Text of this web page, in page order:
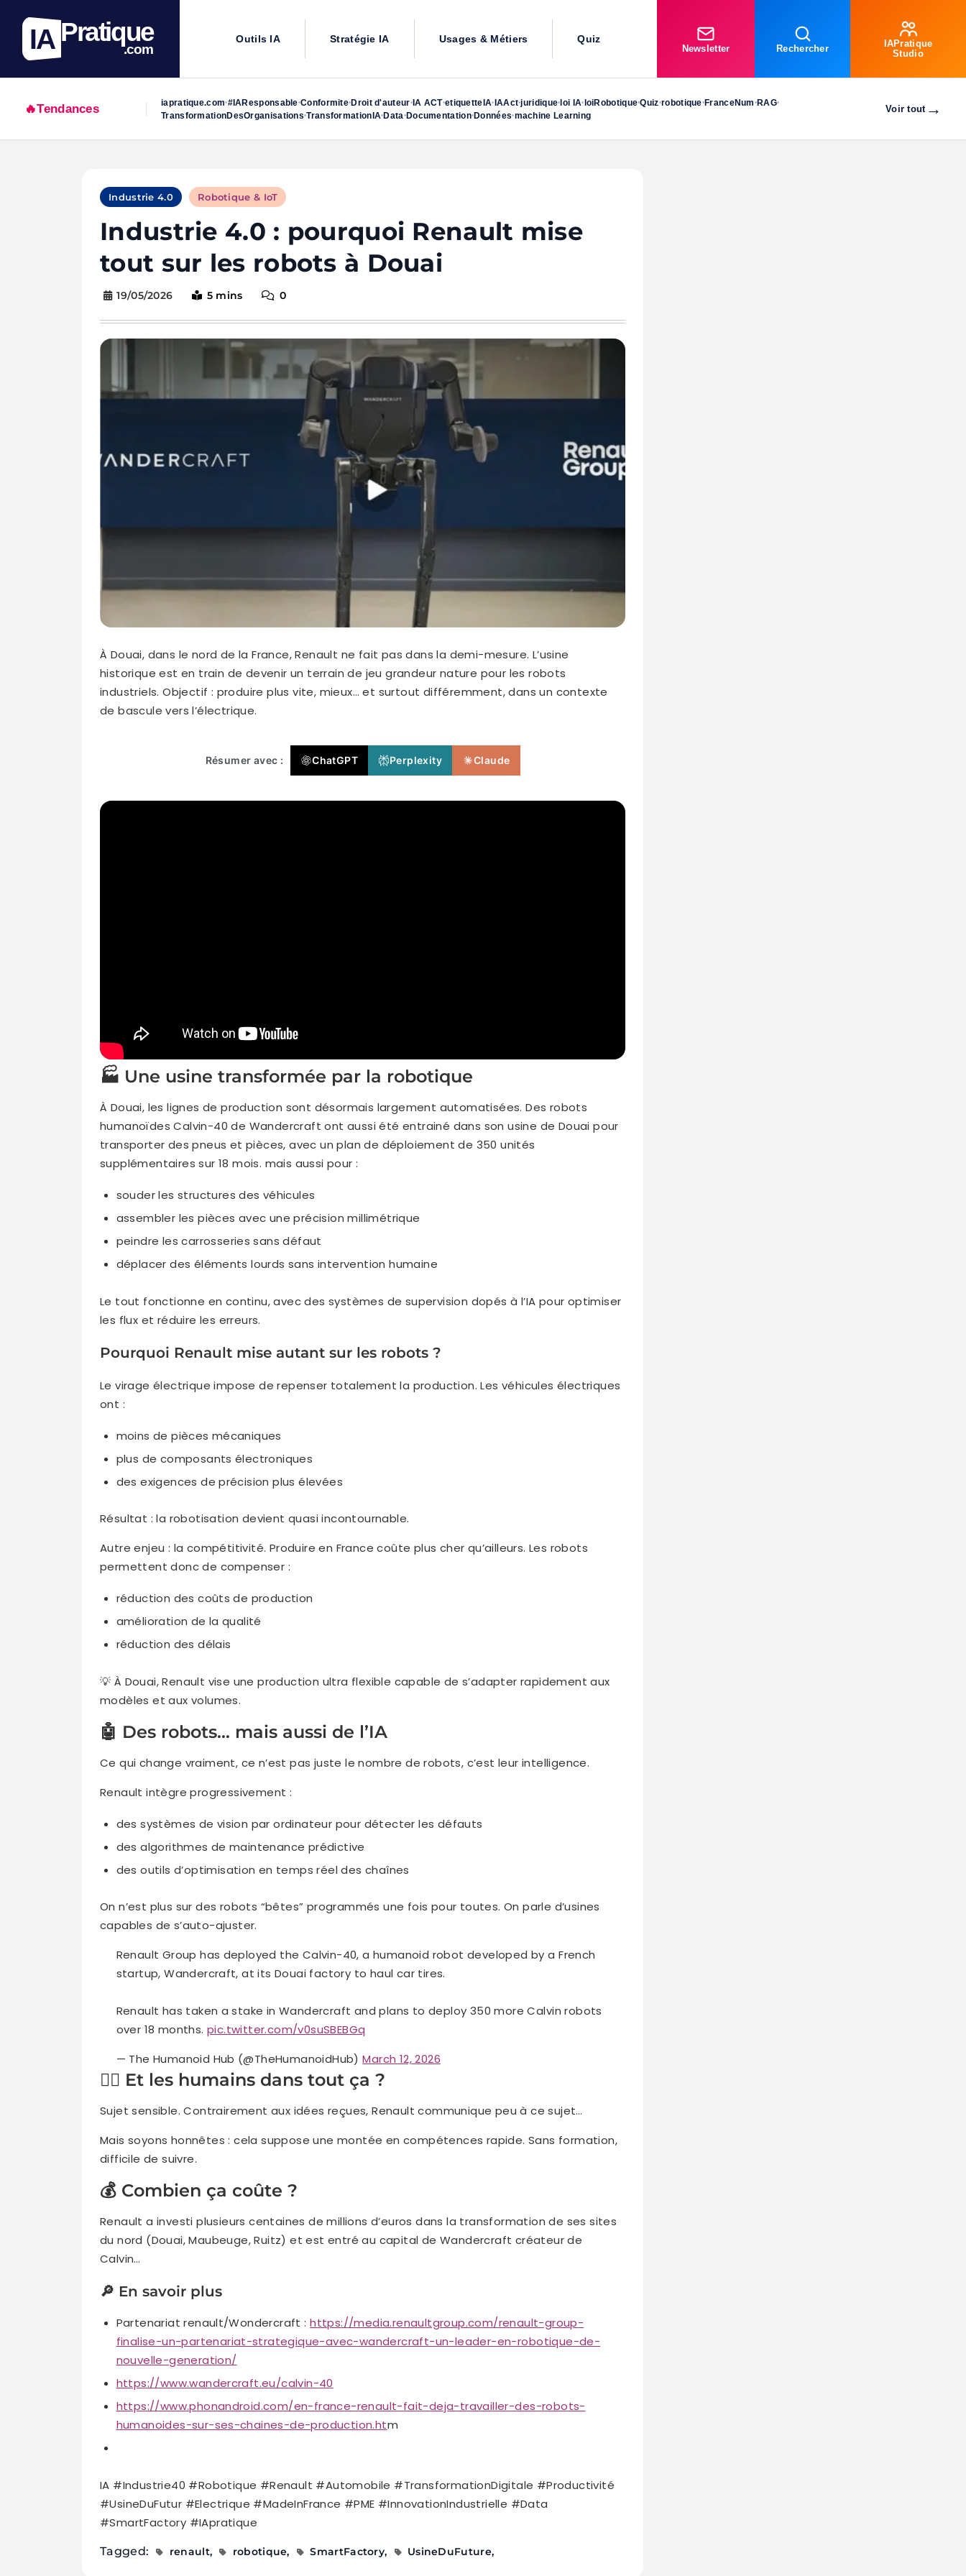
IA Pratique
.com
Outils IA Stratégie IA Usages & Métiers Quiz
Newsletter Rechercher
IAPratique
Studio
🔥Tendances iapratique.com•#IAResponsable•Conformite• Droit d'auteur•IA ACT•etiquetteIA• IAAct•juridique• loi IA• loiRobotique•Quiz•robotique• FranceNum • RAG•
TransformationDesOrganisations•TransformationIA• Data •Documentation• Données•machine Learning
Voir tout→
Industrie 4.0 Robotique & IoT
Industrie 4.0 : pourquoi Renault mise
tout sur les robots à Douai
19/05/2026 5 mins 0
À Douai, dans le nord de la France, Renault ne fait pas dans la demi-mesure. L’usine
historique est en train de devenir un terrain de jeu grandeur nature pour les robots
industriels. Objectif : produire plus vite, mieux… et surtout différemment, dans un contexte
de bascule vers l’électrique.
Résumer avec : ChatGPT Perplexity Claude
🏭 Une usine transformée par la robotique
À Douai, les lignes de production sont désormais largement automatisées. Des robots
humanoïdes Calvin-40 de Wandercraft ont aussi été entrainé dans son usine de Douai pour
transporter des pneus et pièces, avec un plan de déploiement de 350 unités
supplémentaires sur 18 mois. mais aussi pour :
souder les structures des véhicules
assembler les pièces avec une précision millimétrique
peindre les carrosseries sans défaut
déplacer des éléments lourds sans intervention humaine
Le tout fonctionne en continu, avec des systèmes de supervision dopés à l’IA pour optimiser
les flux et réduire les erreurs.
Pourquoi Renault mise autant sur les robots ?
Le virage électrique impose de repenser totalement la production. Les véhicules électriques
ont :
moins de pièces mécaniques
plus de composants électroniques
des exigences de précision plus élevées
Résultat : la robotisation devient quasi incontournable.
Autre enjeu : la compétitivité. Produire en France coûte plus cher qu’ailleurs. Les robots
permettent donc de compenser :
réduction des coûts de production
amélioration de la qualité
réduction des délais
💡 À Douai, Renault vise une production ultra flexible capable de s’adapter rapidement aux
modèles et aux volumes.
🤖 Des robots… mais aussi de l’IA
Ce qui change vraiment, ce n’est pas juste le nombre de robots, c’est leur intelligence.
Renault intègre progressivement :
des systèmes de vision par ordinateur pour détecter les défauts
des algorithmes de maintenance prédictive
des outils d’optimisation en temps réel des chaînes
On n’est plus sur des robots “bêtes” programmés une fois pour toutes. On parle d’usines
capables de s’auto-ajuster.
Renault Group has deployed the Calvin-40, a humanoid robot developed by a French
startup, Wandercraft, at its Douai factory to haul car tires.
Renault has taken a stake in Wandercraft and plans to deploy 350 more Calvin robots
over 18 months. pic.twitter.com/v0suSBEBGq
— The Humanoid Hub (@TheHumanoidHub)March 12, 2026
👷‍♀️ Et les humains dans tout ça ?
Sujet sensible. Contrairement aux idées reçues, Renault communique peu à ce sujet…
Mais soyons honnêtes : cela suppose une montée en compétences rapide. Sans formation,
difficile de suivre.
💰 Combien ça coûte ?
Renault a investi plusieurs centaines de millions d’euros dans la transformation de ses sites
du nord (Douai, Maubeuge, Ruitz) et est entré au capital de Wandercraft créateur de
Calvin…
🔎 En savoir plus
Partenariat renault/Wondercraft :https://media.renaultgroup.com/renault-group-
finalise-un-partenariat-strategique-avec-wandercraft-un-leader-en-robotique-de-
nouvelle-generation/
https://www.wandercraft.eu/calvin-40
https://www.phonandroid.com/en-france-renault-fait-deja-travailler-des-robots-
humanoides-sur-ses-chaines-de-production.htm
IA #Industrie40 #Robotique #Renault #Automobile #TransformationDigitale #Productivité
#UsineDuFutur #Electrique #MadeInFrance #PME #InnovationIndustrielle #Data
#SmartFactory #IApratique
Tagged: renault robotique SmartFactory UsineDuFuture